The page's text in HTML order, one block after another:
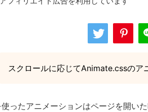
スクロールに応じてAnimate.cssのア
ったアニメーションはページを開い